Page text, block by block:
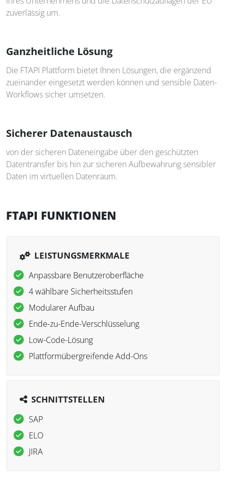
zuverlässig um.
Ganzheitliche Lösung
Die FTAPI Plattform bietet Ihnen Lösungen, die ergänzend
zueinander eingesetzt werden können und sensible Daten-
Workflows sicher umsetzen.
Sicherer Datenaustausch
von der sicheren Dateneingabe über den geschützten
Datentransfer bis hin zur sicheren Aufbewahrung sensibler
Daten im virtuellen Datenraum.
FTAPI FUNKTIONEN
LEISTUNGSMERKMALE
Anpassbare Benutzeroberfläche
4 wählbare Sicherheitsstufen
Modularer Aufbau
Ende-zu-Ende-Verschlüsselung
Low-Code-Lösung
Plattformübergreifende Add-Ons
SCHNITTSTELLEN
SAP
ELO
JIRA